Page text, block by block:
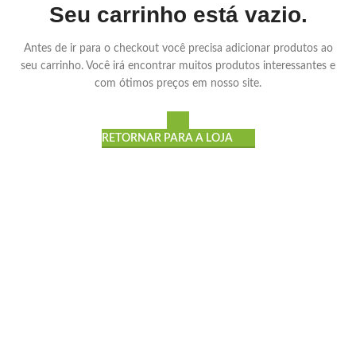
Seu carrinho está vazio.
Antes de ir para o checkout você precisa adicionar produtos ao
seu carrinho. Você irá encontrar muitos produtos interessantes e
com ótimos preços em nosso site.
RETORNAR PARA A LOJA